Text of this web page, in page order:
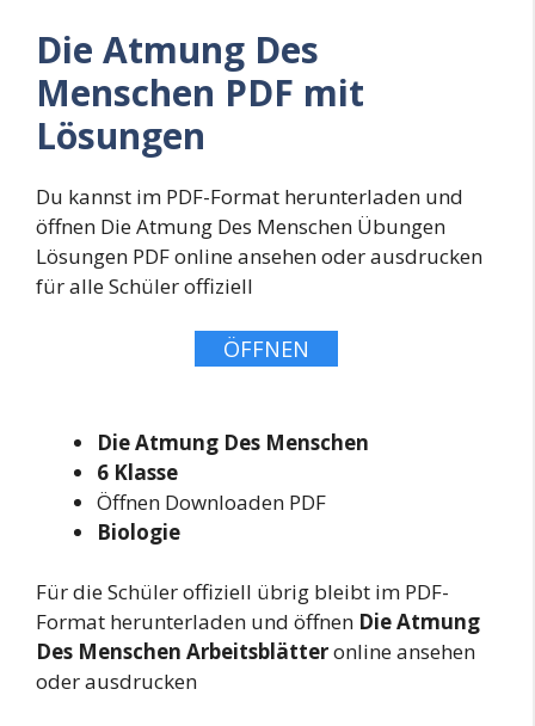
Die Atmung Des
Menschen PDF mit
Lösungen
Du kannst im PDF-Format herunterladen und
öffnen Die Atmung Des Menschen Übungen
Lösungen PDF online ansehen oder ausdrucken
für alle Schüler offiziell
ÖFFNEN
Die Atmung Des Menschen
6 Klasse
Öffnen Downloaden PDF
Biologie
Für die Schüler offiziell übrig bleibt im PDF-
Format herunterladen und öffnen Die Atmung
Des Menschen Arbeitsblätteronline ansehen
oder ausdrucken